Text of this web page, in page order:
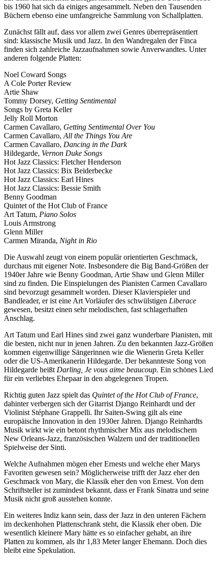
bis 1960 hat sich da einiges angesammelt. Neben den Tausenden
Büchern ebenso eine umfangreiche Sammlung von Schallplatten.
Zunächst fällt auf, dass vor allem zwei Genres überrepräsentiert
sind: klassische Musik und Jazz. In den Wandregalen der Finca
finden sich zahlreiche Jazzaufnahmen sowie Anverwandtes. Unter
anderen folgende Platten:
Noel Coward Songs
A Cole Porter Review
Artie Shaw
Tommy Dorsey, Getting Sentimental
Songs by Greta Keller
Jelly Roll Morton
Carmen Cavallaro, Getting Sentimental Over You
Carmen Cavallaro, All the Things You Are
Carmen Cavallaro, Dancing in the Dark
Hildegarde, Vernon Duke Songs
Hot Jazz Classics: Fletcher Henderson
Hot Jazz Classics: Bix Beiderbecke
Hot Jazz Classics: Earl Hines
Hot Jazz Classics: Bessie Smith
Benny Goodman
Quintet of the Hot Club of France
Art Tatum, Piano Solos
Louis Armstrong
Glenn Miller
Carmen Miranda, Night in Rio
Die Auswahl zeugt von einem populär orientierten Geschmack,
durchaus mit eigener Note. Insbesondere die Big Band-Größen der
1940er Jahre wie Benny Goodman, Artie Shaw und Glenn Miller
sind zu finden. Die Einspielungen des Pianisten Carmen Cavallaro
sind bevorzugt gesammelt worden. Dieser Klavierspieler und
Bandleader, er ist eine Art Vorläufer des schwülstigen Liberace
gewesen, besitzt einen sehr melodischen, fast schlagerhaften
Anschlag.
Art Tatum und Earl Hines sind zwei ganz wunderbare Pianisten, mit
die besten, nicht nur in jenen Jahren. Zu den bekannten Jazz-Größen
kommen eigenwillige Sängerinnen wie die Wienerin Greta Keller
oder die US-Amerikanerin Hildegarde. Der bekannteste Song von
Hildegarde heißt Darling, Je vous aime beaucoup. Ein schönes Lied
für ein verliebtes Ehepaar in den abgelegenen Tropen.
Richtig guten Jazz spielt das Quintet of the Hot Club of France,
dahinter verbergen sich der Gitarrist Django Reinhardt und der
Violinist Stéphane Grappelli. Ihr Saiten-Swing gilt als eine
europäische Innovation in den 1930er Jahren. Django Reinhardts
Musik wirkt wie ein betont rhythmischer Mix aus melodischem
New Orleans-Jazz, französischen Walzern und der traditionellen
Spielweise der Sinti.
Welche Aufnahmen mögen eher Ernests und welche eher Marys
Favoriten gewesen sein? Möglicherweise trifft der Jazz eher den
Geschmack von Mary, die Klassik eher den von Ernest. Von dem
Schriftsteller ist zumindest bekannt, dass er Frank Sinatra und seine
Musik nicht groß ausstehen konnte.
Ein weiteres Indiz kann sein, dass der Jazz in den unteren Fächern
im deckenhohen Plattenschrank steht, die Klassik eher oben. Die
wesentlich kleinere Mary hätte es so einfacher gehabt, an ihre
Platten zu kommen, als ihr 1,83 Meter langer Ehemann. Doch dies
bleibt eine Spekulation.